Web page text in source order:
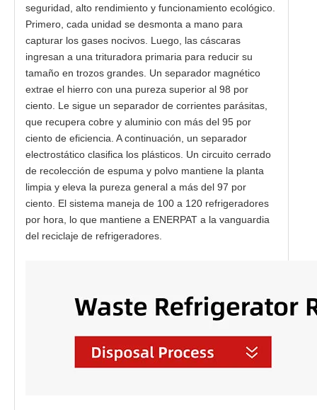
seguridad, alto rendimiento y funcionamiento ecológico.
Primero, cada unidad se desmonta a mano para
capturar los gases nocivos. Luego, las cáscaras
ingresan a una trituradora primaria para reducir su
tamaño en trozos grandes. Un separador magnético
extrae el hierro con una pureza superior al 98 por
ciento. Le sigue un separador de corrientes parásitas,
que recupera cobre y aluminio con más del 95 por
ciento de eficiencia. A continuación, un separador
electrostático clasifica los plásticos. Un circuito cerrado
de recolección de espuma y polvo mantiene la planta
limpia y eleva la pureza general a más del 97 por
ciento. El sistema maneja de 100 a 120 refrigeradores
por hora, lo que mantiene a ENERPAT a la vanguardia
del reciclaje de refrigeradores.